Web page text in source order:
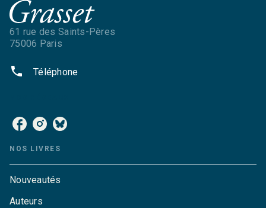
61 rue des Saints-Pères
75006 Paris
phone Téléphone
NOS LIVRES
Nouveautés
Auteurs